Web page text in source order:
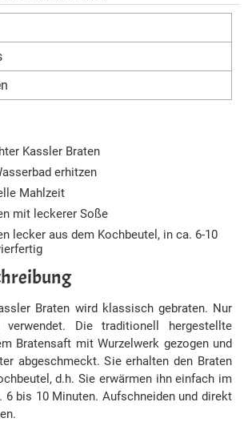
Kassler Braten
erhitzen
Mahlzeit
mit leckerer Soße
lecker aus dem Kochbeutel, in ca. 6-10
Braten wird klassisch gebraten. Nur
verwendet. Die traditionell hergestellte
Bratensaft mit Wurzelwerk gezogen und
abgeschmeckt. Sie erhalten den Braten
d.h. Sie erwärmen ihn einfach im
6 bis 10 Minuten. Aufschneiden und direkt